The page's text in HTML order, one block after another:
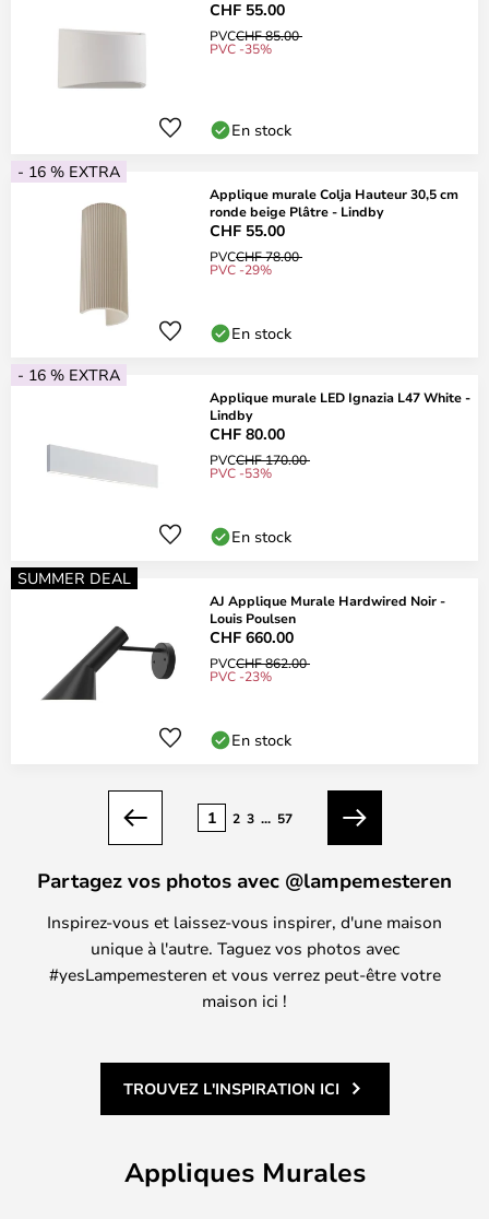
CHF 55.00
PVCCHF 85.00
PVC -35%
En stock
- 16 % EXTRA
Applique murale Colja Hauteur 30,5 cm
ronde beige Plâtre - Lindby
CHF 55.00
PVCCHF 78.00
PVC -29%
En stock
- 16 % EXTRA
Applique murale LED Ignazia L47 White -
Lindby
CHF 80.00
PVCCHF 170.00
PVC -53%
En stock
SUMMER DEAL
AJ Applique Murale Hardwired Noir -
Louis Poulsen
CHF 660.00
PVCCHF 862.00
PVC -23%
En stock
Précédent
1 2 3 ... 57
Suivant
Partagez vos photos avec @lampemesteren
Inspirez-vous et laissez-vous inspirer, d'une maison
unique à l'autre. Taguez vos photos avec
#yesLampemesteren et vous verrez peut-être votre
maison ici !
TROUVEZ L'INSPIRATION ICI
Appliques Murales